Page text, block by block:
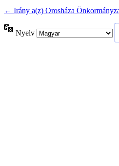
← Irány a(z) Orosháza
Nyelv